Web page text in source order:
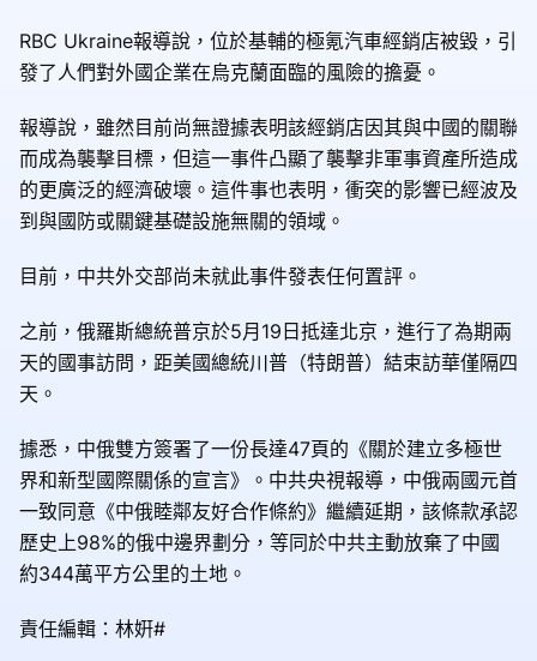
RBC Ukraine報導說，位於基輔的極氪汽車經銷店被毀，引
發了人們對外國企業在烏克蘭面臨的風險的擔憂。
報導說，雖然目前尚無證據表明該經銷店因其與中國的關聯
而成為襲擊目標，但這一事件凸顯了襲擊非軍事資產所造成
的更廣泛的經濟破壞。這件事也表明，衝突的影響已經波及
到與國防或關鍵基礎設施無關的領域。
目前，中共外交部尚未就此事件發表任何置評。
之前，俄羅斯總統普京於5月19日抵達北京，進行了為期兩
天的國事訪問，距美國總統川普（特朗普）結束訪華僅隔四
天。
據悉，中俄雙方簽署了一份長達47頁的《關於建立多極世
界和新型國際關係的宣言》。中共央視報導，中俄兩國元首
一致同意《中俄睦鄰友好合作條約》繼續延期，該條款承認
歷史上98%的俄中邊界劃分，等同於中共主動放棄了中國
約344萬平方公里的土地。
責任編輯：林姸#